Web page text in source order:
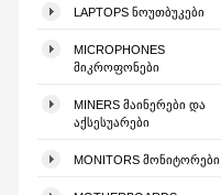
LAPTOPS ᲜᲝᲣᲗᲑᲣᲙᲔᲑᲘ
MICROPHONES
ᲛᲘᲙᲠᲝᲤᲝᲜᲔᲑᲘ
MINERS ᲛᲐᲘᲜᲔᲠᲔᲑᲘ ᲓᲐ
ᲐᲥᲡᲔᲡᲣᲐᲠᲔᲑᲘ
MONITORS ᲛᲝᲜᲘᲢᲝᲠᲔᲑᲘ